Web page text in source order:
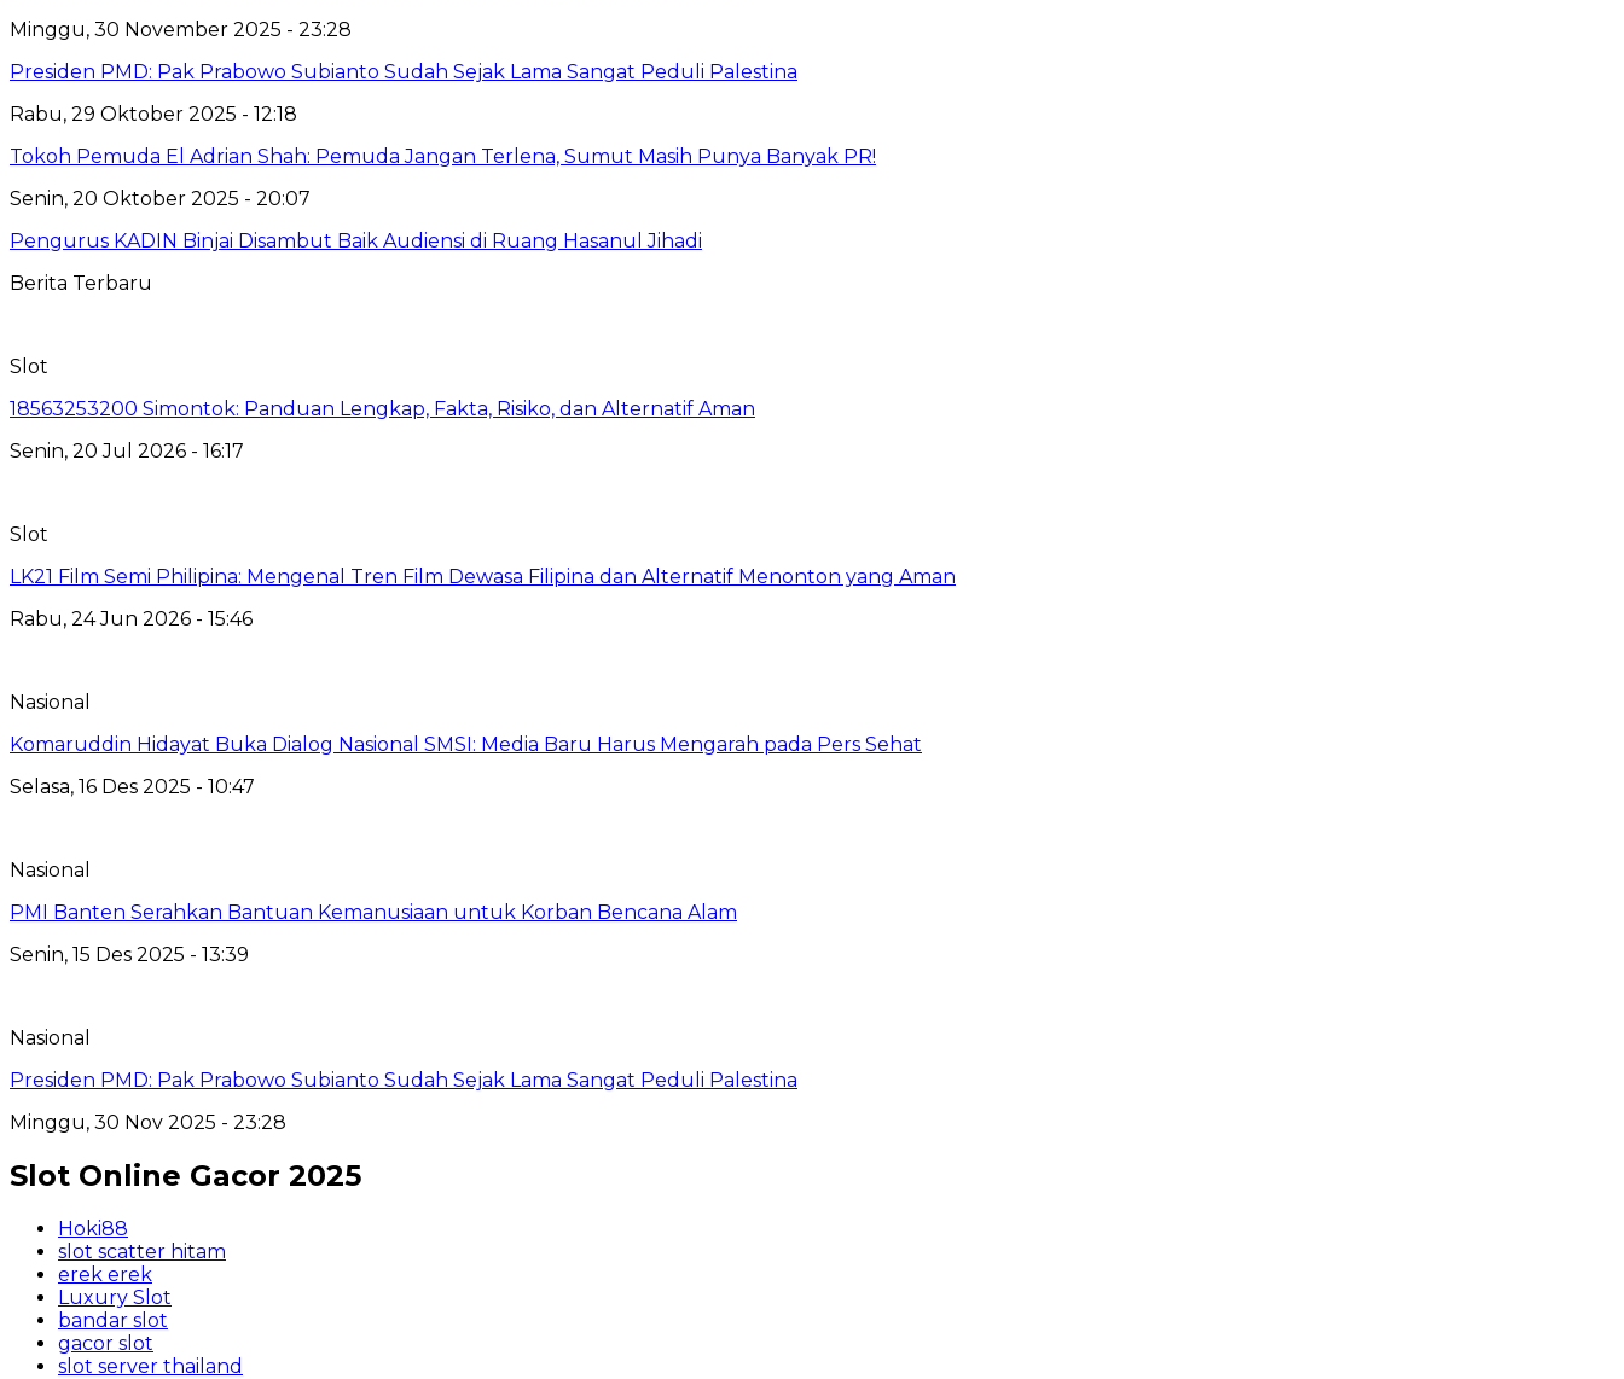
Minggu, 30 November 2025 - 23:28
Presiden PMD: Pak Prabowo Subianto Sudah Sejak Lama Sangat Peduli Palestina
Rabu, 29 Oktober 2025 - 12:18
Tokoh Pemuda El Adrian Shah: Pemuda Jangan Terlena, Sumut Masih Punya Banyak PR!
Senin, 20 Oktober 2025 - 20:07
Pengurus KADIN Binjai Disambut Baik Audiensi di Ruang Hasanul Jihadi
Berita Terbaru
Slot
18563253200 Simontok: Panduan Lengkap, Fakta, Risiko, dan Alternatif Aman
Senin, 20 Jul 2026 - 16:17
Slot
LK21 Film Semi Philipina: Mengenal Tren Film Dewasa Filipina dan Alternatif Menonton yang Aman
Rabu, 24 Jun 2026 - 15:46
Nasional
Komaruddin Hidayat Buka Dialog Nasional SMSI: Media Baru Harus Mengarah pada Pers Sehat
Selasa, 16 Des 2025 - 10:47
Nasional
PMI Banten Serahkan Bantuan Kemanusiaan untuk Korban Bencana Alam
Senin, 15 Des 2025 - 13:39
Nasional
Presiden PMD: Pak Prabowo Subianto Sudah Sejak Lama Sangat Peduli Palestina
Minggu, 30 Nov 2025 - 23:28
Slot Online Gacor 2025
Hoki88
slot scatter hitam
erek erek
Luxury Slot
bandar slot
gacor slot
slot server thailand